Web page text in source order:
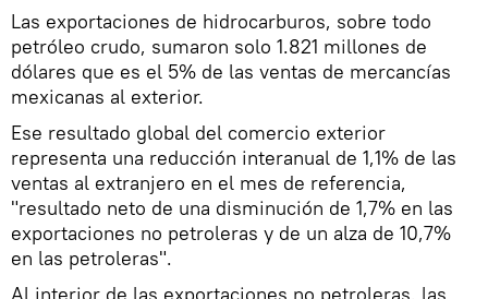
Las exportaciones de hidrocarburos, sobre todo
petróleo crudo, sumaron solo 1.821 millones de
dólares que es el 5% de las ventas de mercancías
mexicanas al exterior.
Ese resultado global del comercio exterior
representa una reducción interanual de 1,1% de las
ventas al extranjero en el mes de referencia,
"resultado neto de una disminución de 1,7% en las
exportaciones no petroleras y de un alza de 10,7%
en las petroleras".